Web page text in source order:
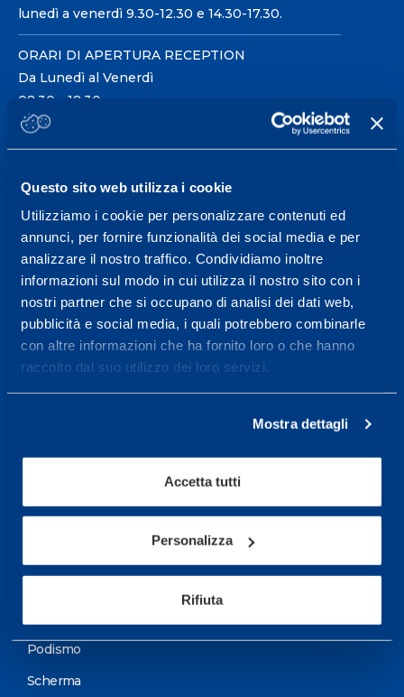
Questo sito web utilizza i cookie
Utilizziamo i cookie per personalizzare contenuti ed
annunci, per fornire funzionalità dei social media e per
analizzare il nostro traffico. Condividiamo inoltre
informazioni sul modo in cui utilizza il nostro sito con i
nostri partner che si occupano di analisi dei dati web,
pubblicità e social media, i quali potrebbero combinarle
con altre informazioni che ha fornito loro o che hanno
raccolto dal suo utilizzo dei loro servizi.
Mostra dettagli
Accetta tutti
Personalizza
Rifiuta
lunedì a venerdì 9.30-12.30 e 14.30-17.30.
ORARI DI APERTURA RECEPTION
Da Lunedì al Venerdì
08.30 - 18.30
Centro servizi per l'alta
prestazione ed il
wellness.
Maggiori informazioni
Servizi
Servizi Medici
Test di valutazione
Podismo
Scherma